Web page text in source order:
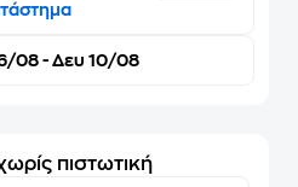
08 - Δευ 10/08
πιστωτική